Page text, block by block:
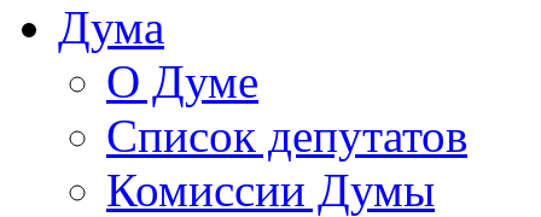
Дума
О Думе
Список депутатов
Комиссии Думы